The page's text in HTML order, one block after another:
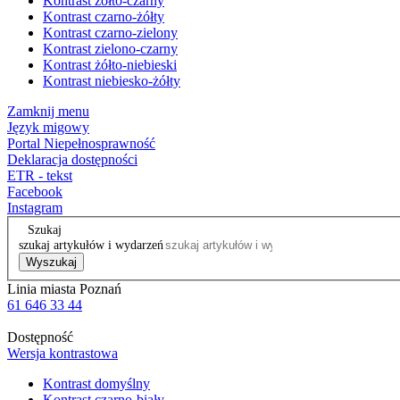
Kontrast czarno-żółty
Kontrast czarno-zielony
Kontrast zielono-czarny
Kontrast żółto-niebieski
Kontrast niebiesko-żółty
Zamknij menu
Język migowy
Portal Niepełnosprawność
Deklaracja dostępności
ETR - tekst
Facebook
Instagram
Szukaj
szukaj artykułów i wydarzeń
Wyszukaj
Linia miasta Poznań
61 646 33 44
Dostępność
Wersja kontrastowa
Kontrast domyślny